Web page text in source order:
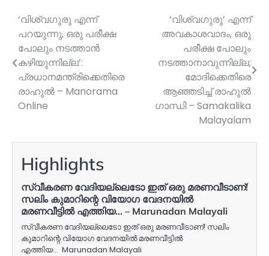
Post
navigation
‘വിശ്വഗുരു എന്ന്
പറയുന്നു, ഒരു പരീക്ഷ
പോലും നടത്താൻ
കഴിയുന്നില്ല’:
പ്രധാനമന്ത്രിക്കെതിരെ
രാഹുൽ – Manorama
Online
‘വിശ്വഗുരു’ എന്ന്
അവകാശവാദം, ഒരു
പരീക്ഷ പോലും
നടത്താനാവുന്നില്ല;
മോദിക്കെതിരെ
ആഞ്ഞടിച്ച് രാഹുല്‍
ഗാന്ധി – Samakalika
Malayalam
Highlights
സ്വീകരണ വേദിയല്ലെടോ ഇത് ഒരു മരണവീടാണ്!
സലിം കുമാറിന്റെ വിയോഗ വേദനയില്‍
മരണവീട്ടില്‍ എത്തിയ… – Marunadan Malayali
സ്വീകരണ വേദിയല്ലെടോ ഇത് ഒരു മരണവീടാണ്! സലിം
കുമാറിന്റെ വിയോഗ വേദനയില്‍ മരണവീട്ടില്‍
എത്തിയ… Marunadan Malayali